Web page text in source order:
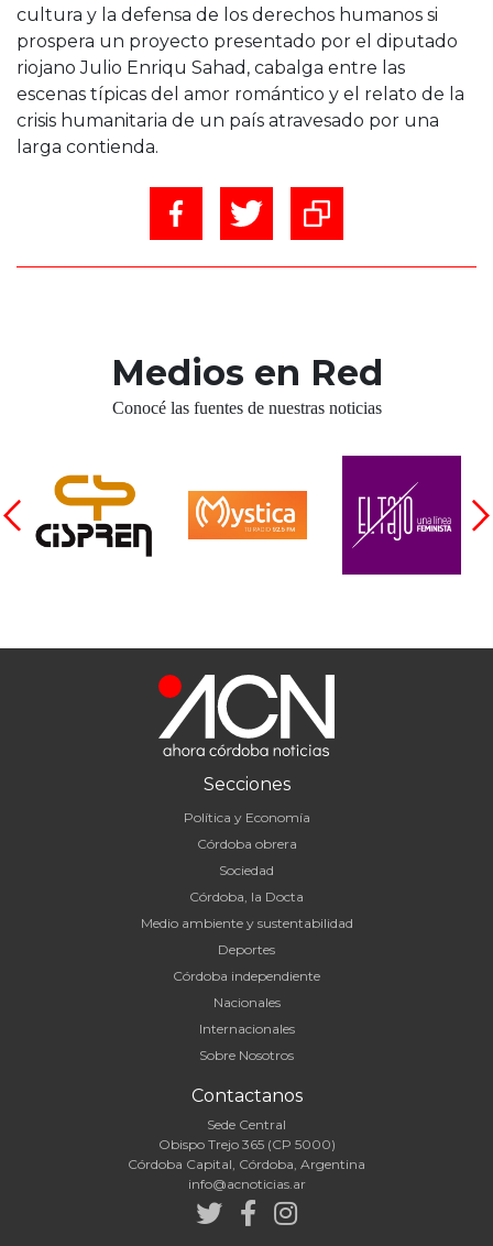
cultura y la defensa de los derechos humanos si
prospera un proyecto presentado por el diputado
riojano Julio Enriqu Sahad, cabalga entre las
escenas típicas del amor romántico y el relato de la
crisis humanitaria de un país atravesado por una
larga contienda.
Medios en Red
Conocé las fuentes de nuestras noticias
Secciones
Política y Economía
Córdoba obrera
Sociedad
Córdoba, la Docta
Medio ambiente y sustentabilidad
Deportes
Córdoba independiente
Nacionales
Internacionales
Sobre Nosotros
Contactanos
Sede Central
Obispo Trejo 365 (CP 5000)
Córdoba Capital, Córdoba, Argentina
info@acnoticias.ar